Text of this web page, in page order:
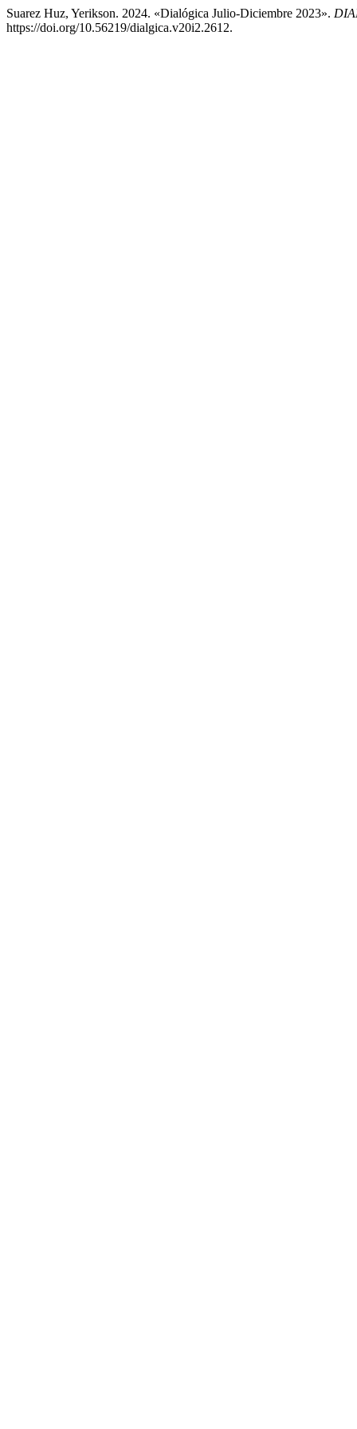
Suarez Huz, Yerikson. 2024. «Dialógica Julio-Diciembre 2023».
https://doi.org/10.56219/dialgica.v20i2.2612.